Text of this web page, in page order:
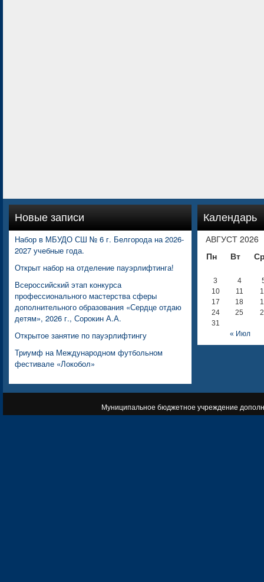
Новые записи
Набор в МБУДО СШ № 6 г. Белгорода на 2026-
2027 учебные года.
Открыт набор на отделение пауэрлифтинга!
Всероссийский этап конкурса
профессионального мастерства сферы
дополнительного образования «Сердце отдаю
детям», 2026 г., Сорокин А.А.
Открытое занятие по пауэрлифтингу
Триумф на Международном футбольном
фестивале «Локобол»
Календарь
АВГУСТ 2026
Пн
Вт
« Июл
3 4
10
11
17
18
24
25
31
Муниципальное бюджетное учреждение